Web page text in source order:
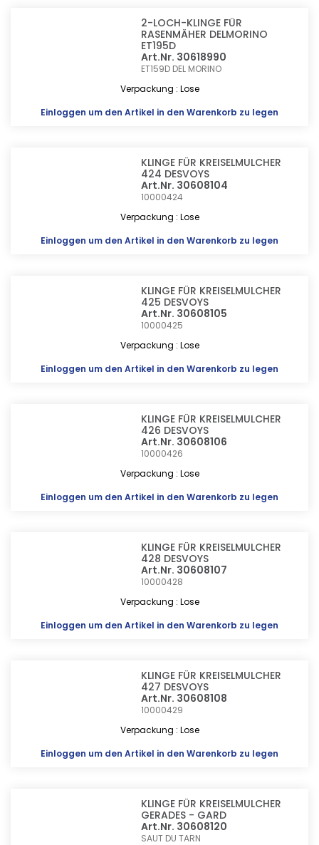
2-LOCH-KLINGE FÜR
RASENMÄHER DELMORINO
ET195D
Art.Nr. 30618990
ET159D DEL MORINO
Verpackung : Lose
Einloggen um den Artikel in den Warenkorb zu legen
KLINGE FÜR KREISELMULCHER
424 DESVOYS
Art.Nr. 30608104
10000424
Verpackung : Lose
Einloggen um den Artikel in den Warenkorb zu legen
KLINGE FÜR KREISELMULCHER
425 DESVOYS
Art.Nr. 30608105
10000425
Verpackung : Lose
Einloggen um den Artikel in den Warenkorb zu legen
KLINGE FÜR KREISELMULCHER
426 DESVOYS
Art.Nr. 30608106
10000426
Verpackung : Lose
Einloggen um den Artikel in den Warenkorb zu legen
KLINGE FÜR KREISELMULCHER
428 DESVOYS
Art.Nr. 30608107
10000428
Verpackung : Lose
Einloggen um den Artikel in den Warenkorb zu legen
KLINGE FÜR KREISELMULCHER
427 DESVOYS
Art.Nr. 30608108
10000429
Verpackung : Lose
Einloggen um den Artikel in den Warenkorb zu legen
KLINGE FÜR KREISELMULCHER
GERADES - GARD
Art.Nr. 30608120
SAUT DU TARN